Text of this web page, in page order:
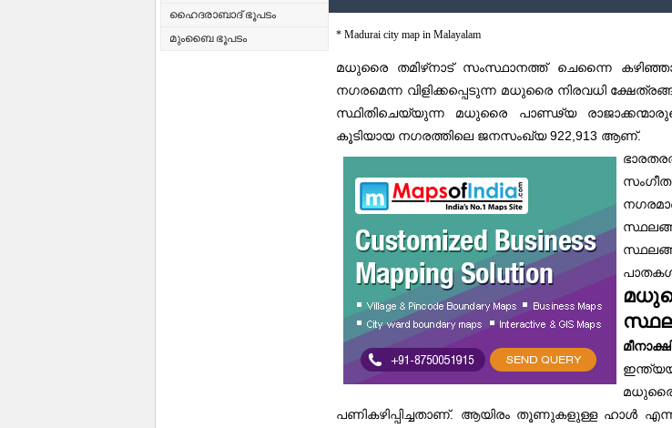
ഹൈദരാബാദ് ഭൂപടം
മുംബൈ ഭൂപടം
* Madurai city map in Malayalam
മധുരൈ തമിഴ്‌നാട് സംസ്ഥാനത്ത് ചെന്നൈ
നഗരമെന്ന വിളിക്കപ്പെടുന്ന മധുരൈ നിരവധി
സ്ഥിതിചെയ്യുന്ന മധുരൈ പാണ്ഢ്യ
കൂടിയായ നഗരത്തിലെ ജനസംഖ്യ922,913 ആണ്.
പണികഴിപ്പിച്ചതാണ്.
ആയിരം തൂണുകളുള്ള ഹാൾ എന്ന്